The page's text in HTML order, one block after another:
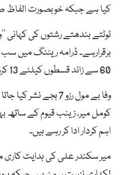
کیا ہے جبکہ خوبصورت الفاظ
ٹوٹتے بندھتے رشتوں کی کہانی
برقرارہے۔ ڈرامہ ریٹنگ میں
60 سے زائد قسطوں کیلئے 13 کروڑ سے زائد ویوز ہو چکے ہیں۔
وفا بے مول رزو 7
کومل میر، زینب قیوم کے ساتھ
اہم کردار ادا کر رہے ہیں۔
میر سکندر علی کی ہدایت